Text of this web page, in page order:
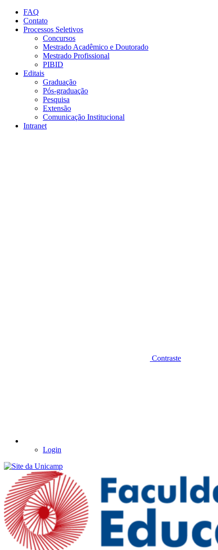
Conteúdo principal
FAQ
Contato
Processos Seletivos
Concursos
Mestrado Acadêmico e Doutorado
Mestrado Profissional
PIBID
Editais
Graduação
Pós-graduação
Pesquisa
Extensão
Comunicação Institucional
Intranet
Contraste
Login